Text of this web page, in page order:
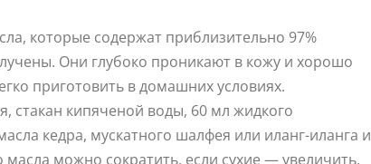
которые содержат приблизительно 97%
Они глубоко проникают в кожу и хорошо
приготовить в домашних условиях.
стакан кипяченой воды, 60 мл жидкого
кедра, мускатного шалфея или иланг-иланга и
можно сократить, если сухие — увеличить.